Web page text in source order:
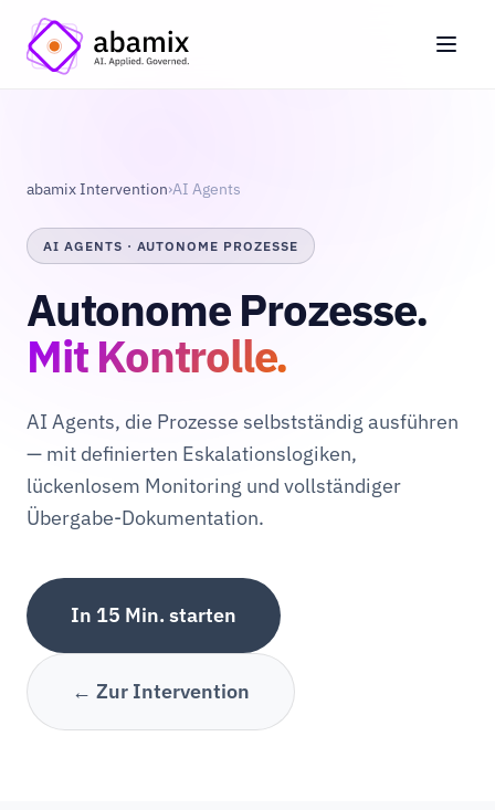
abamix Intervention›AI Agents
AI AGENTS · AUTONOME PROZESSE
Autonome Prozesse.
Mit Kontrolle.
AI Agents, die Prozesse selbstständig ausführen
— mit definierten Eskalationslogiken,
lückenlosem Monitoring und vollständiger
Übergabe-Dokumentation.
In 15 Min. starten
← Zur Intervention